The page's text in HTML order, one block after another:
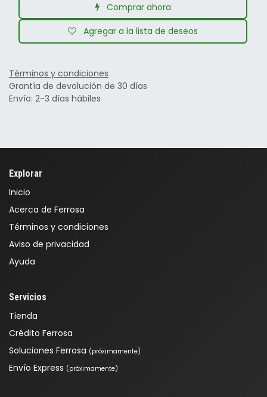
Comprar ahora
Agregar a la lista de deseos
Términos y condiciones
Grantía de devolución de 30 días
Envío: 2-3 días hábiles
Explorar
Inicio
Acerca de Ferrosa
Términos y condiciones
Aviso de privacidad
Ayuda
Servicios
Tienda
Crédito Ferrosa
Soluciones Ferrosa (próximamente)
Envío Express (próximamente)